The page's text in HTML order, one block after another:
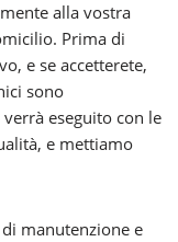
alla vostra
Prima di
e se accetterete,
sono
eseguito con le
e mettiamo
manutenzione e